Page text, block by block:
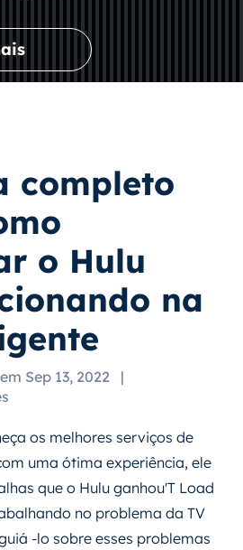
completo
o Hulu
na
Sep 13, 2022
|
os melhores serviços de
uma ótima experiência, ele
que o Hulu ganhou'T Load
no problema da TV
-lo sobre esses problemas